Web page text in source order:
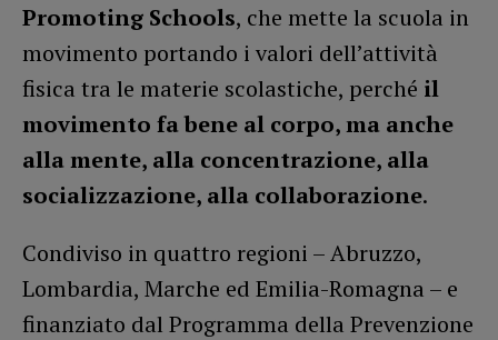
Promoting Schools, che mette la scuola in
movimento portando i valori dell’attività
fisica tra le materie scolastiche, perché il
movimento fa bene al corpo, ma anche
alla mente, alla concentrazione, alla
socializzazione, alla collaborazione.
Condiviso in quattro regioni – Abruzzo,
Lombardia, Marche ed Emilia-Romagna – e
finanziato dal Programma della Prevenzione